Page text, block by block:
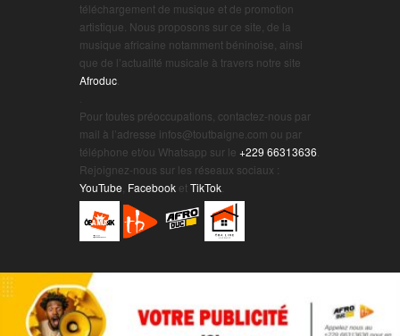
téléchargement de musique et de promotion
artistique. Nous proposons sur ce site, de la
musique africaine notamment béninoise, ainsi
que de l’actualité musicale à travers notre site
Afroduc
Pour toutes préoccupations, contactez-nous par
mail à l’adresse infos@toutbaigne.com ou par
téléphone et/ou Whatsapp sur le +229 66313636
Rejoignez-nous sur les réseaux sociaux :
YouTube Facebook etTikTok